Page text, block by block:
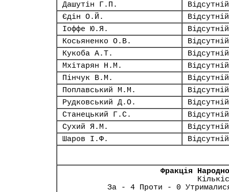
Дашутін Г.П.
Відсутній
Єдін О.Й.
Відсутній
Іоффе Ю.Я.
Відсутній
Косьяненко О.В.
Відсутній
Кукоба А.Т.
Відсутній
Мхітарян Н.М.
Відсутній
Пінчук В.М.
Відсутній
Поплавський М.М.
Відсутній
Рудковський Д.О.
Відсутній
Станецький Г.С.
Відсутній
Сухий Я.М.
Відсутній
Шаров І.Ф.
Відсутній
Фракція
За - 4 Проти - 0